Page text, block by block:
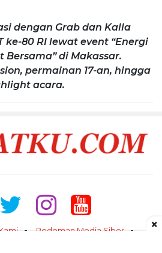
dengan Grab dan Kalla
ke-80 RI lewat event “Energi
Bersama” di Makassar.
permainan 17-an, hingga
acara.
Pedoman Media Siber
×